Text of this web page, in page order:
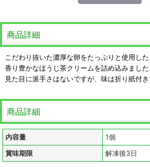
商品詳細
こだわり抜いた濃厚な卵をたっぷりと使用し
香り豊かなほうじ茶クリームを詰め込みました
見た目に派手さはないですが、味は折り紙付き
商品詳細
内容量
1個
賞味期限
解凍後3日